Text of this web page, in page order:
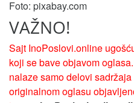
Foto: pixabay.com
VAŽNO!
Sajt InoPoslovi.online
koji se bave objavom
nalaze samo delovi
originalnom oglasu